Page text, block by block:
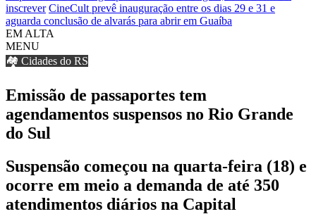
inscrever CineCult prevê inauguração entre os dias 29 e 31 e
aguarda conclusão de alvarás para abrir em Guaíba
EM ALTA
MENU
🏘️ Cidades do RS
Emissão de passaportes tem
agendamentos suspensos no Rio Grande
do Sul
Suspensão começou na quarta-feira (18) e
ocorre em meio a demanda de até 350
atendimentos diários na Capital